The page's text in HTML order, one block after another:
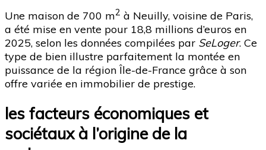
Une maison de 700 m2 à Neuilly, voisine de Paris,
a été mise en vente pour 18,8 millions d’euros en
2025, selon les données compilées par SeLoger. Ce
type de bien illustre parfaitement la montée en
puissance de la région Île-de-France grâce à son
offre variée en immobilier de prestige.
les facteurs économiques et
sociétaux à l’origine de la